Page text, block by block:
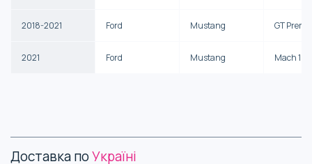
2018-2021 Ford Mustang GT
2021 Ford Mustang Mach 1
Доставка поУкраїні